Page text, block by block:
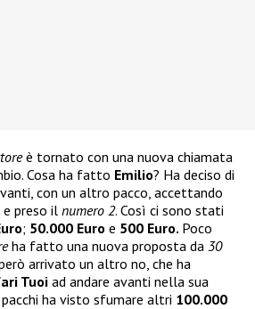
è tornato con una nuova chiamata
Cosa ha fatto Emilio? Ha deciso di
con un altro pacco, accettando
preso il numero 2. Così ci sono stati
; 50.000 Euro e 500 Euro. Poco
ha fatto una nuova proposta da 30
arrivato un altro no, che ha
Tuoiad andare avanti nella sua
ha visto sfumare altri 100.000